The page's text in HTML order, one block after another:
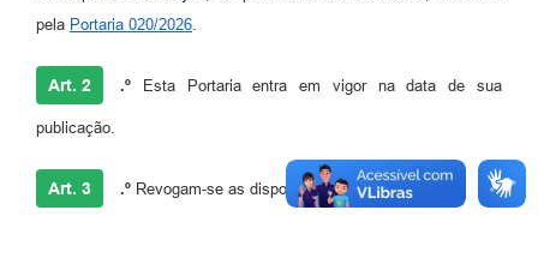
pela Portaria 020/2026.
Art. 2 .º Esta Portaria entra em vigor na data de sua
publicação.
Art. 3 .º Revogam-se as disposições em contrário.